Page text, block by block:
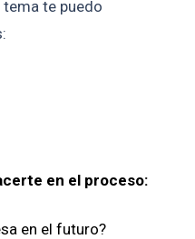
te puedo
en el proceso:
en el futuro?